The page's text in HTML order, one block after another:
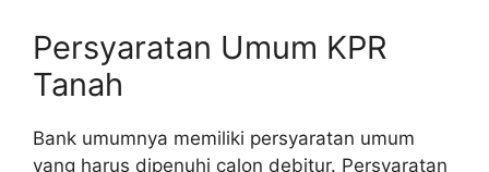
Persyaratan Umum KPR
Tanah
Bank umumnya memiliki persyaratan umum
yang harus dipenuhi calon debitur. Persyaratan